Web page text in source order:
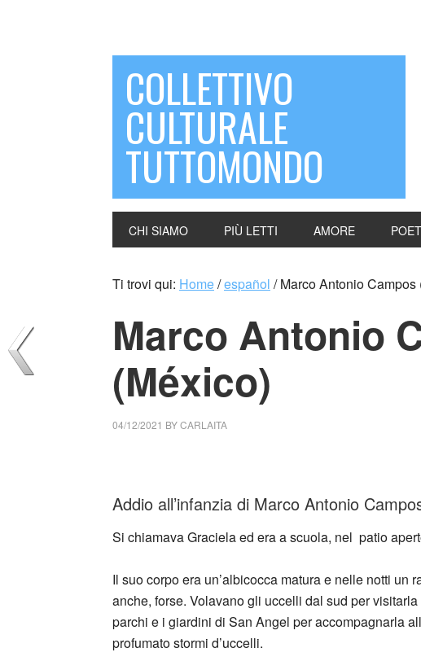
COLLETTIVO
CULTURALE
TUTTOMONDO
CHI SIAMO PIÙ LETTI AMORE
Ti trovi qui: Home/español /Marco Antonio Campos
Marco Antonio
(México)
04/12/2021 BYCARLAITA
Addio all’infanzia di Marco Antonio
Si chiamava Graciela ed era a scuola, nel patio
Il suo corpo era un’albicocca matura e nelle notti un
anche, forse. Volavano gli uccelli dal sud per
parchi e i giardini di San Angel per accompagnarla
profumato stormi d’uccelli.